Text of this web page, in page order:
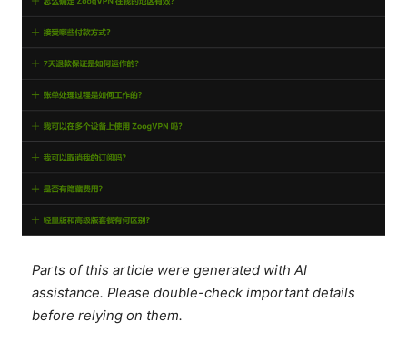
Parts of this article were generated with AI
assistance. Please double-check important details
before relying on them.